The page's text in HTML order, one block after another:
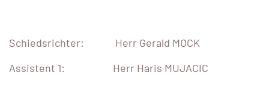
Schiedsrichter: Herr Gerald MOCK
Assistent 1: Herr Haris MUJACIC